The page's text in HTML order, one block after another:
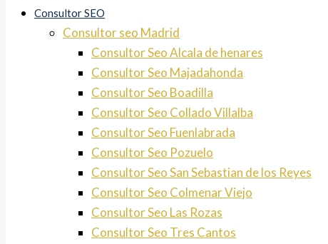
Consultor SEO
Consultor seo Madrid
Consultor Seo Alcala de henares
Consultor Seo Majadahonda
Consultor Seo Boadilla
Consultor Seo Collado Villalba
Consultor Seo Fuenlabrada
Consultor Seo Pozuelo
Consultor Seo San Sebastian de los Reyes
Consultor Seo Colmenar Viejo
Consultor Seo Las Rozas
Consultor Seo Tres Cantos